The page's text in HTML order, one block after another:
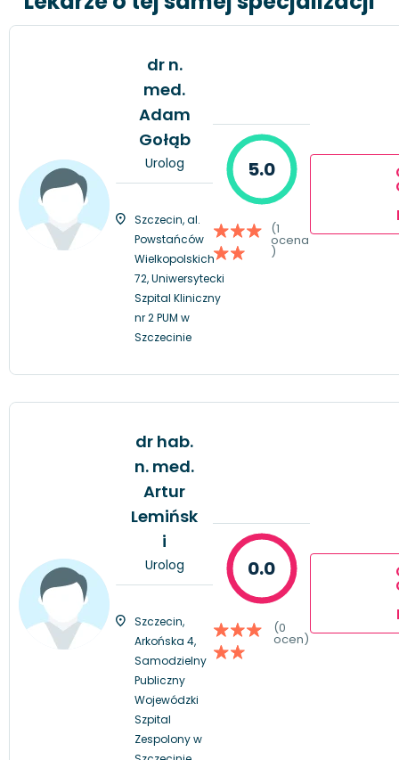
dr n.
med.
Adam
Gołąb
Urolog
Szczecin, al.
Powstańców
Wielkopolskich
72, Uniwersytecki
Szpital Kliniczny
nr 2 PUM w
Szczecinie
5.0
(1
ocena
)
dr hab.
n. med.
Artur
Lemińsk
i
Urolog
Szczecin,
Arkońska 4,
Samodzielny
Publiczny
Wojewódzki
Szpital
Zespolony w
0.0
(0
ocen)